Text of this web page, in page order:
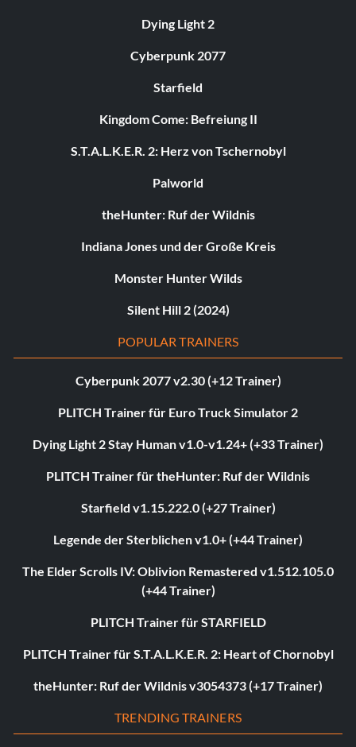
Dying Light 2
Cyberpunk 2077
Starfield
Kingdom Come: Befreiung II
S.T.A.L.K.E.R. 2: Herz von Tschernobyl
Palworld
theHunter: Ruf der Wildnis
Indiana Jones und der Große Kreis
Monster Hunter Wilds
Silent Hill 2 (2024)
POPULAR TRAINERS
Cyberpunk 2077 v2.30 (+12 Trainer)
PLITCH Trainer für Euro Truck Simulator 2
Dying Light 2 Stay Human v1.0-v1.24+ (+33 Trainer)
PLITCH Trainer für theHunter: Ruf der Wildnis
Starfield v1.15.222.0 (+27 Trainer)
Legende der Sterblichen v1.0+ (+44 Trainer)
The Elder Scrolls IV: Oblivion Remastered v1.512.105.0
(+44 Trainer)
PLITCH Trainer für STARFIELD
PLITCH Trainer für S.T.A.L.K.E.R. 2: Heart of Chornobyl
theHunter: Ruf der Wildnis v3054373 (+17 Trainer)
TRENDING TRAINERS